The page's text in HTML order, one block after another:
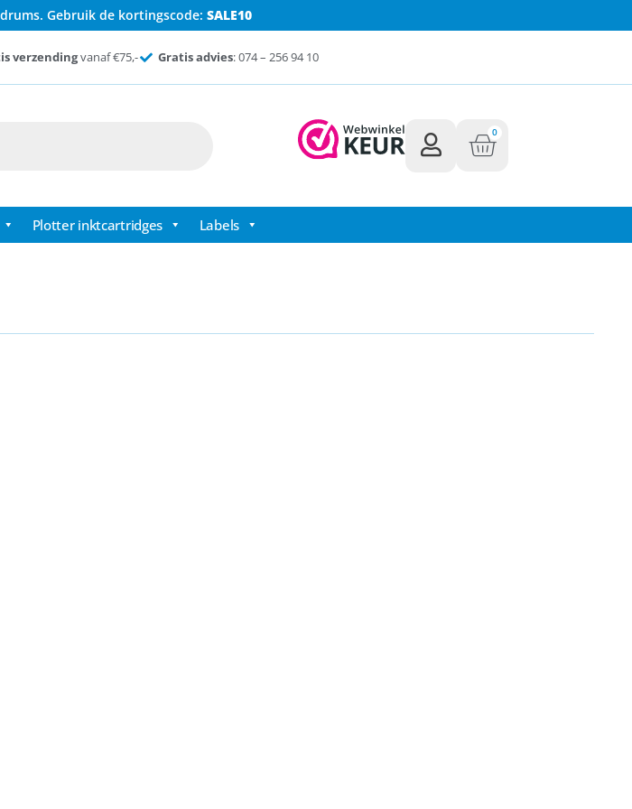
Gebruik de kortingscode: SALE10
verzendingvanaf €75,- Gratis advies: 074 – 256 94 10
0
Plotter inktcartridges Labels